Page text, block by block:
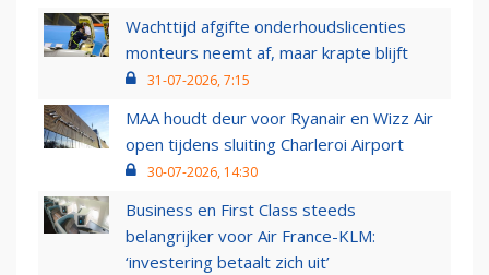
Wachttijd afgifte onderhoudslicenties
monteurs neemt af, maar krapte blijft
31-07-2026, 7:15
MAA houdt deur voor Ryanair en Wizz Air
open tijdens sluiting Charleroi Airport
30-07-2026, 14:30
Business en First Class steeds
belangrijker voor Air France-KLM:
‘investering betaalt zich uit’